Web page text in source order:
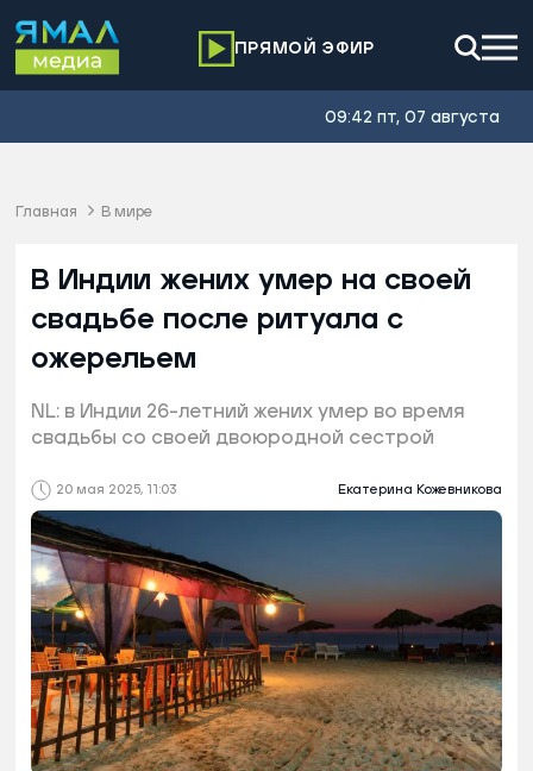
ПРЯМОЙ ЭФИР
09:42 пт, 07 августа
Главная В мире
20 мая 2025, 11:03 Екатерина Кожевникова
В Индии жених умер на своей
свадьбе после ритуала с
ожерельем
NL: в Индии 26-летний жених умер во время
свадьбы со своей двоюродной сестрой